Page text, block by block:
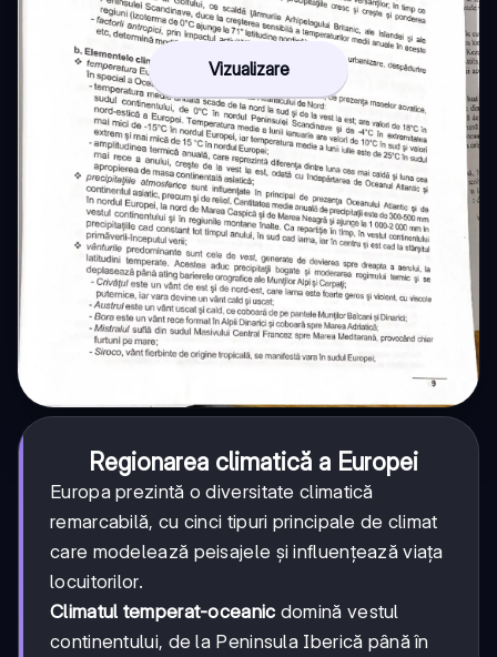
Vizualizare
Regionarea climatică a Europei
Europa prezintă o diversitate climatică
remarcabilă, cu cinci tipuri principale de climat
care modelează peisajele și influențează viața
locuitorilor.
Climatul temperat-oceanic domină vestul
continentului, de la Peninsula Iberică până în